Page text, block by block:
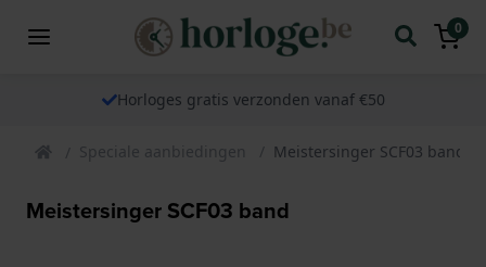
0
Horloges gratis verzonden vanaf €50
Speciale aanbiedingen Meistersinger SCF03 band
Meistersinger SCF03 band